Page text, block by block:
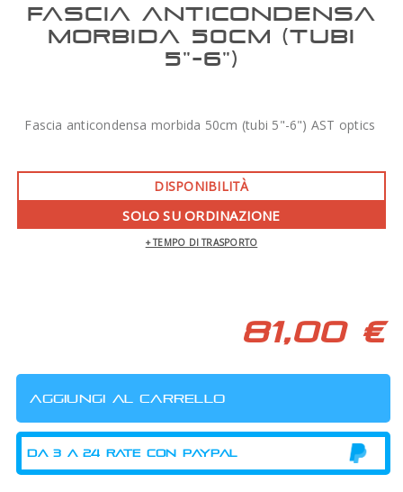
FASCIA ANTICONDENSA
MORBIDA 50CM (TUBI
5"-6")
Fascia anticondensa morbida 50cm (tubi 5"-6") AST optics
DISPONIBILITÀ
SOLO SU ORDINAZIONE
+ TEMPO DI TRASPORTO
81,00 €